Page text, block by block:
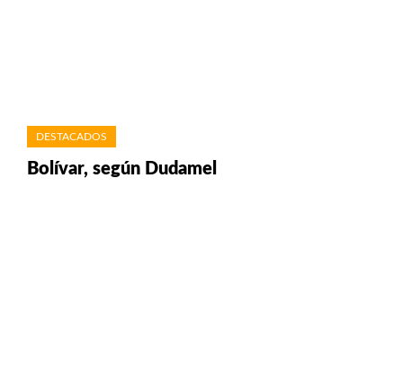
DESTACADOS
Bolívar, según Dudamel